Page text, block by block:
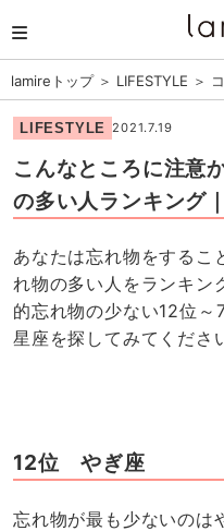
lamireトップ＞ LIFESTYLE ＞
LIFESTYLE 2021.7.19
こんなところに注意
の多い人ランキング
あなたは忘れ物をするこ
れ物の多い人をランキン
的忘れ物の少ない12位
星座を探してみてくださ
12位 やぎ座
忘れ物が最も少ないのは